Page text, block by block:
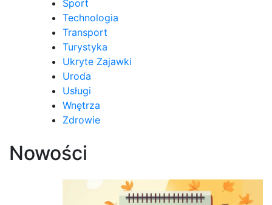
Sport
Technologia
Transport
Turystyka
Ukryte Zajawki
Uroda
Usługi
Wnętrza
Zdrowie
Nowości